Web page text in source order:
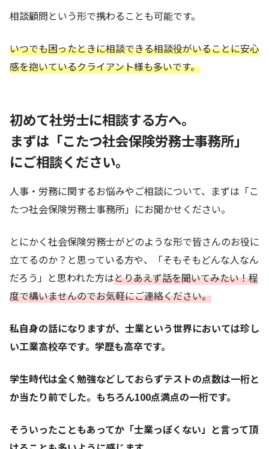
相談顧問という形で携わることも可能です。
いつでも困ったときに相談できる相談役がいることに安心
感を抱いているクライアント様も多いです。
初めて社労士に相談する方へ。
まずは「こたつ社会保険労務士事務所」
にご相談ください。
人事・労務に関するお悩みやご相談について、まずは「こ
たつ社会保険労務士事務所」にお聞かせください。
とにかく社会保険労務士がどのような形で皆さんのお役に
立てるのか？と思っている方や、「そもそもどんな人なん
だろう」と思われた方はとりあえず話を聞いてみたい！程
度で構いませんのでお気軽にご連絡ください。
私自身の話になりますが、士業という世界においては珍し
い工業高校卒です。学歴も高卒です。
学生時代は全く勉強などしておらずテストの点数は一桁と
か当たり前でした。もちろん100点満点の一桁です。
そういったこともあってか「士業っぽくない」と言って頂